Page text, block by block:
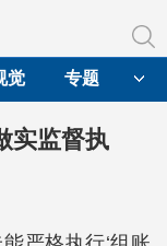
觉 专题
实监督执